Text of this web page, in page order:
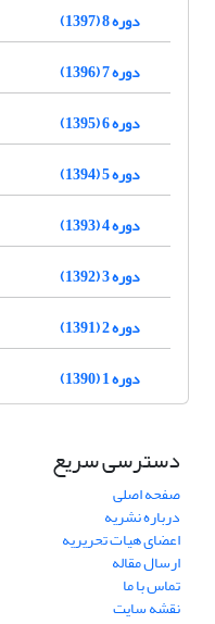
دوره 8 (1397)
دوره 7 (1396)
دوره 6 (1395)
دوره 5 (1394)
دوره 4 (1393)
دوره 3 (1392)
دوره 2 (1391)
دوره 1 (1390)
دسترسی سریع
صفحه اصلی
درباره نشریه
اعضای هیات تحریریه
ارسال مقاله
تماس با ما
نقشه سایت